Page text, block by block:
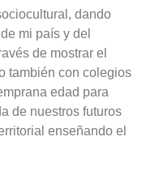
dando
mi país y del
de mostrar el
también con colegios
edad para
de nuestros futuros
enseñando el